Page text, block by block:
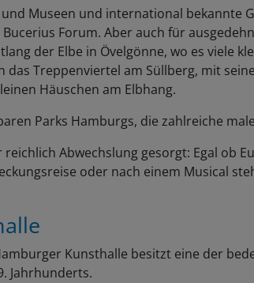
Museen und international bekannte
Forum. Aber auch für
der Elbe in Övelgönne, wo es viele
das Treppenviertel am Süllberg, mit
Häuschen am Elbhang.
Parks Hamburgs, die zahlreiche
Abwechslung gesorgt: Egal ob
oder nach einem Musical
Kunsthalle besitzt eine der
Jahrhunderts.